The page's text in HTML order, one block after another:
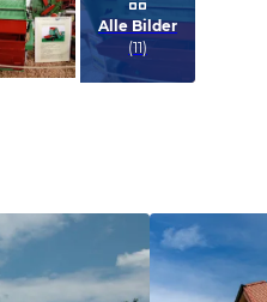
Alle Bilder
(11)